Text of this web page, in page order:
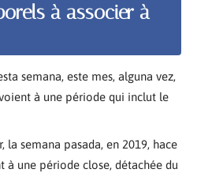
à associer à
semana, este mes, alguna vez,
à une période qui inclut le
la semana pasada, en 2019, hace
à une période close, détachée du